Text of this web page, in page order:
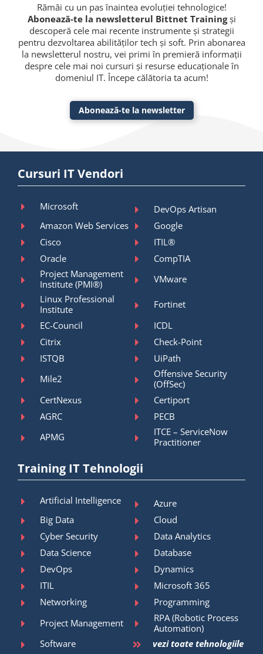
Rămâi cu un pas înaintea evoluției tehnologice!
Abonează-te la newsletterul Bittnet Trainingși
descoperă cele mai recente instrumente și strategii
pentru dezvoltarea abilităților tech și soft. Prin abonarea
la newsletterul nostru, vei primi în premieră informații
despre cele mai noi cursuri și resurse educaționale în
domeniul IT. Începe călătoria ta acum!
Abonează-te la newsletter
Cursuri IT Vendori
Microsoft
DevOps Artisan
Amazon Web Services
Google
Cisco
ITIL®
Oracle
CompTIA
Project Management
Institute (PMI®)
VMware
Linux Professional
Institute
Fortinet
EC-Council
ICDL
Citrix
Check-Point
ISTQB
UiPath
Mile2
Offensive Security
(OffSec)
CertNexus
Certiport
AGRC
PECB
APMG
ITCE – ServiceNow
Practitioner
Training IT Tehnologii
Artificial Intelligence
Azure
Big Data
Cloud
Cyber Security
Data Analytics
Data Science
Database
DevOps
Dynamics
ITIL
Microsoft 365
Networking
Programming
Project Management
RPA (Robotic Process
Automation)
Software
vezi toate tehnologiile